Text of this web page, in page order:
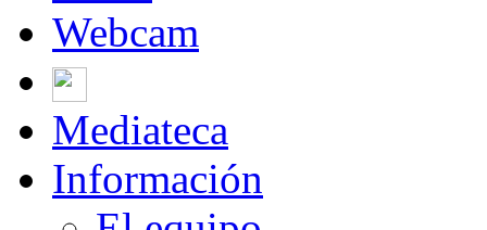
Webcam
Mediateca
Información